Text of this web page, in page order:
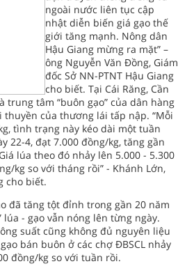
ngoài nước liên tục cập
nhật diễn biến giá gạo thế
giới tăng mạnh. Nông dân
Hậu Giang mừng ra mặt” –
ông Nguyễn Văn Đồng, Giám
đốc Sở NN-PTNT Hậu Giang
cho biết. Tại Cái Răng, Cần
tâm “buôn gạo” của dân hàng
của thương lái tấp nập. “Mỗi
tình trạng này kéo dài một tuần
22-4, đạt 7.000 đồng/kg, tăng gần
lúa theo đó nhảy lên 5.000 - 5.300
kg so với tháng rồi” - Khánh Lớn,
cho biết.
đã tăng tột đỉnh trong gần 20 năm
lúa - gạo vẫn nóng lên từng ngày.
suất cũng không đủ nguyên liệu
bán buôn ở các chợ ĐBSCL nhảy
đồng/kg so với tuần rồi.